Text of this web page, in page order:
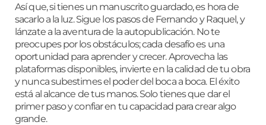
Así que, si tienes un manuscrito guardado, es hora de
sacarlo a la luz. Sigue los pasos de Fernando y Raquel, y
lánzate a la aventura de la autopublicación. No te
preocupes por los obstáculos; cada desafío es una
oportunidad para aprender y crecer. Aprovecha las
plataformas disponibles, invierte en la calidad de tu obra
y nunca subestimes el poder del boca a boca. El éxito
está al alcance de tus manos. Solo tienes que dar el
primer paso y confiar en tu capacidad para crear algo
grande.